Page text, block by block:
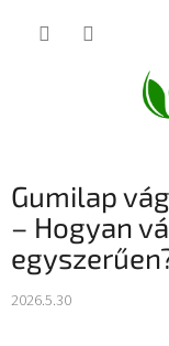
Gumilap
– Hogyan
2026.5.30